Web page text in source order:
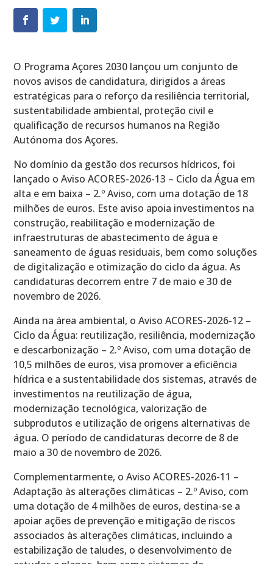
O Programa Açores 2030 lançou um conjunto de
novos avisos de candidatura, dirigidos a áreas
estratégicas para o reforço da resiliência territorial,
sustentabilidade ambiental, proteção civil e
qualificação de recursos humanos na Região
Autónoma dos Açores.
No domínio da gestão dos recursos hídricos, foi
lançado o Aviso ACORES-2026-13 – Ciclo da Água em
alta e em baixa – 2.º Aviso, com uma dotação de 18
milhões de euros. Este aviso apoia investimentos na
construção, reabilitação e modernização de
infraestruturas de abastecimento de água e
saneamento de águas residuais, bem como soluções
de digitalização e otimização do ciclo da água. As
candidaturas decorrem entre 7 de maio e 30 de
novembro de 2026.
Ainda na área ambiental, o Aviso ACORES-2026-12 –
Ciclo da Água: reutilização, resiliência, modernização
e descarbonização – 2.º Aviso, com uma dotação de
10,5 milhões de euros, visa promover a eficiência
hídrica e a sustentabilidade dos sistemas, através de
investimentos na reutilização de água,
modernização tecnológica, valorização de
subprodutos e utilização de origens alternativas de
água. O período de candidaturas decorre de 8 de
maio a 30 de novembro de 2026.
Complementarmente, o Aviso ACORES-2026-11 –
Adaptação às alterações climáticas – 2.º Aviso, com
uma dotação de 4 milhões de euros, destina-se a
apoiar ações de prevenção e mitigação de riscos
associados às alterações climáticas, incluindo a
estabilização de taludes, o desenvolvimento de